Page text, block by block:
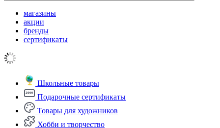
магазины
акции
бренды
сертификаты
Школьные товары
Подарочные сертификаты
Товары для художников
Хобби и творчество